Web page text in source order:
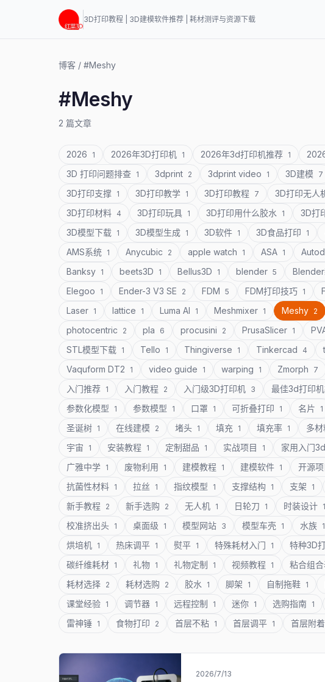
3D打印教程 | 3D建模软件推荐 | 耗材测评与资源下载
博客 / #Meshy
#Meshy
2 篇文章
2026 1 2026年3D打印机 1 2026年3d打印机推荐 1
3D 打印问题排查 1 3dprint 2 3dprint video 1 3D建模 7
3D打印支撑 1 3D打印教学 1 3D打印教程 7 3D打印无人
3D打印材料 4 3D打印玩具 1 3D打印用什么胶水 1 3D打
3D模型下载 1 3D模型生成 1 3D软件 1 3D食品打印 1
AMS系统 1 Anycubic 2 apple watch 1 ASA 1
Banksy 1 beets3D 1 Bellus3D 1 blender 5
Elegoo 1 Ender-3 V3 SE 2 FDM 5 FDM打印技巧 1
Laser 1 lattice 1 Luma AI 1 Meshmixer 1 Meshy 2
photocentric 2 pla 6 procusini 2 PrusaSlicer 1
STL模型下载 1 Tello 1 Thingiverse 1 Tinkercad 4
Vaquform DT2 1 video guide 1 warping 1 Zmorph 7
入门推荐 1 入门教程 2 入门级3D打印机 3 最佳3d打印
参数化模型 1 参数模型 1 口罩 1 可折叠打印 1 名片 1
圣诞树 1 在线建模 2 堵头 1 填充 1 填充率 1 多
宇宙 1 安装教程 1 定制甜品 1 实战项目 1 家用入门
广雅中学 1 废物利用 1 建模教程 1 建模软件 1 开源项
抗菌性材料 1 拉丝 1 指纹模型 1 支撑结构 1 支架 1
新手教程 2 新手选购 2 无人机 1 日轮刀 1 时装设计 1
校准挤出头 1 桌面级 1 模型网站 3 模型车壳 1 水族 1
烘培机 1 热床调平 1 熨平 1 特殊耗材入门 1 特种3D
碳纤维耗材 1 礼物 1 礼物定制 1 视频教程 1 粘合组合
耗材选择 2 耗材选购 2 胶水 1 脚架 1 自制拖鞋 1
课堂经验 1 调节器 1 远程控制 1 迷你 1 选购指南 1
雷神锤 1 食物打印 2 首层不粘 1 首层调平 1 首层附
2026/7/13